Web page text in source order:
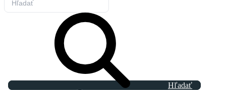
Hľadať